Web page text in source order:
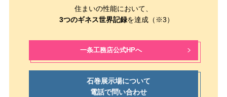
住まいの性能において、
3つのギネス世界記録を達成（※3）
一条工務店公式HPへ
石巻展示場について
電話で問い合わせ